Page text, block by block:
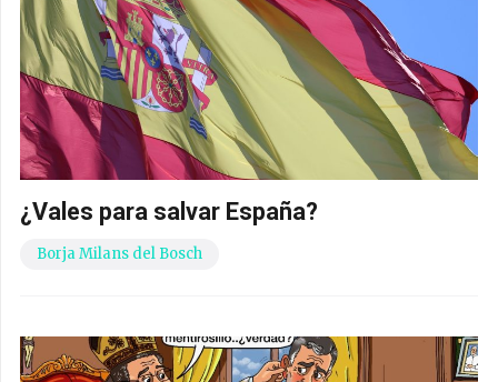
¿Vales para salvar España?
Borja Milans del Bosch